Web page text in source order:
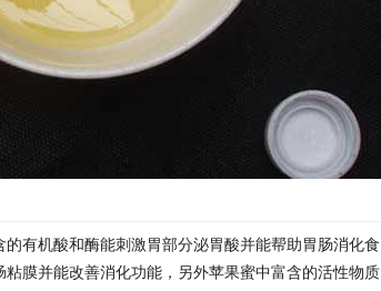
有机酸和酶能刺激胃部分泌胃酸并能帮助胃肠消化食
膜并能改善消化功能，另外苹果蜜中富含的活性物质